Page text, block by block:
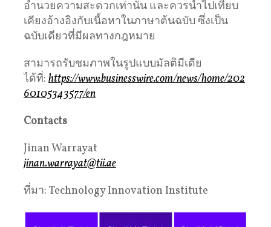
อำนวยความสะดวกเท่านั้น และควรนำไปเทียบ
เคียงอ้างอิงกับเนื้อหาในภาษาต้นฉบับ ซึ่งเป็น
ฉบับเดียวที่มีผลทางกฎหมาย
สามารถรับชมภาพในรูปแบบมัลติมีเดีย
ได้ที่: https://www.businesswire.com/news/home/202
60105343577/en
Contacts
Jinan Warrayat
jinan.warrayat@tii.ae
ที่มา: Technology Innovation Institute